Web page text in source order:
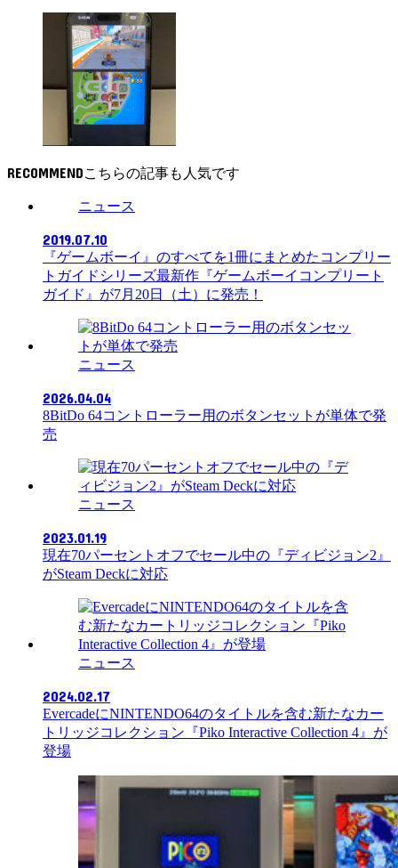
RECOMMEND
ニュース
2019.07.10
『ゲームボーイ』のすべてを1冊にまとめたコンプリー
トガイドシリーズ最新作『ゲームボーイコンプリート
ガイド』が7月20日（土）に発売！
ニュース
2026.04.04
8BitDo 64コントローラー用のボタンセットが単体で発
売
ニュース
2023.01.19
現在70パーセントオフでセール中の『ディビジョン2』
がSteam Deckに対応
ニュース
2024.02.17
EvercadeにNINTENDO64のタイトルを含む新たなカー
トリッジコレクション『Piko Interactive Collection 4』が
登場